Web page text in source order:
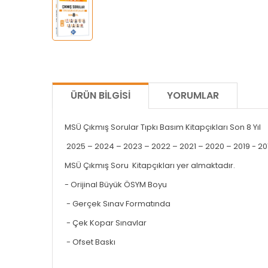
ÜRÜN BILGISI YORUMLAR
MSÜ Çıkmış Sorular Tıpkı Basım Kitapçıkları Son 8 Yıl
2025 – 2024 – 2023 – 2022 – 2021 – 2020 – 2019 -
MSÜ Çıkmış Soru Kitapçıkları yer almaktadır.
- Orijinal Büyük ÖSYM Boyu
- Gerçek Sınav Formatında
- Çek Kopar Sınavlar
- Ofset Baskı